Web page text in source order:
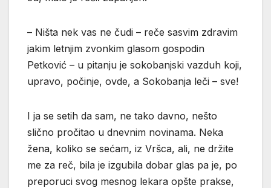
– Ništa nek vas ne čudi – reče sasvim zdravim
jakim letnjim zvonkim glasom gospodin
Petković – u pitanju je sokobanjski vazduh koji,
upravo, počinje, ovde, a Sokobanja leči – sve!
I ja se setih da sam, ne tako davno, nešto
slično pročitao u dnevnim novinama. Neka
žena, koliko se sećam, iz Vršca, ali, ne držite
me za reč, bila je izgubila dobar glas pa je, po
preporuci svog mesnog lekara opšte prakse,